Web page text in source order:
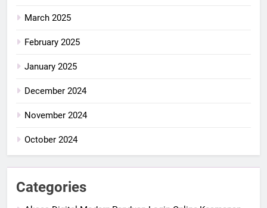
March 2025
February 2025
January 2025
December 2024
November 2024
October 2024
Categories